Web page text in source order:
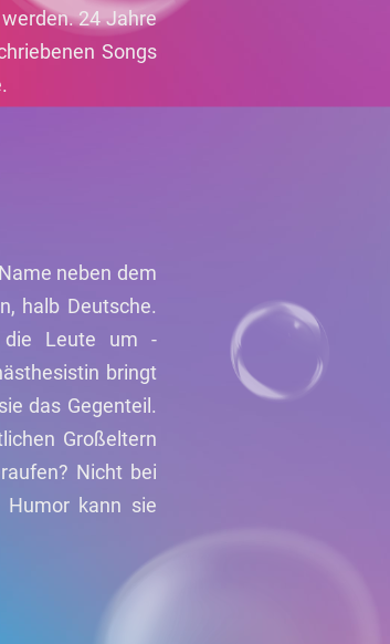
24 Jahre
Songs
neben dem
halb Deutsche.
die Leute um -
bringt
das Gegenteil.
Großeltern
Nicht bei
kann sie